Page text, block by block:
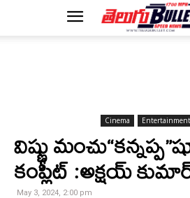
Cinema Entertainment
విష్ణు
కంప్లీట్ :అక్షయ్
May 3, 2024, 2:00 pm